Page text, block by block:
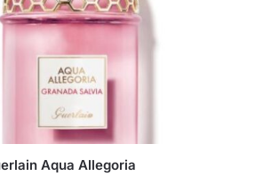
Aqua Allegoria